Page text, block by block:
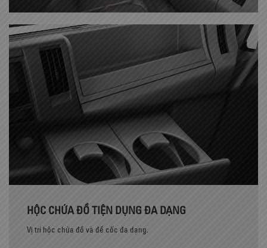
HỘC CHỨA ĐỒ TIỆN DỤNG ĐA DẠNG
Vị trí hộc chứa đồ và để cốc đa dạng.